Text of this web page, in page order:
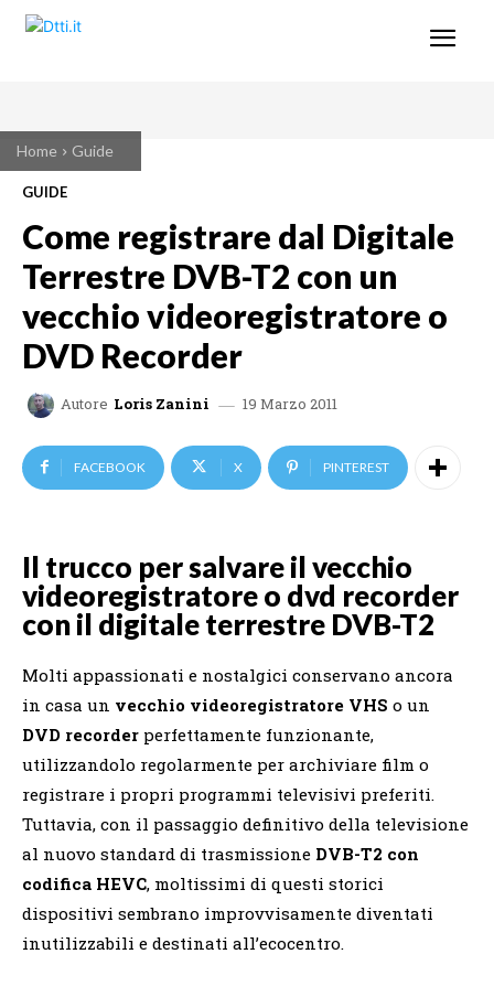
Home Guide
GUIDE
Come registrare dal Digitale
Terrestre DVB-T2 con un
vecchio videoregistratore o
DVD Recorder
Autore Loris Zanini 19 Marzo 2011
FACEBOOK X PINTEREST
Il trucco per salvare il vecchio
videoregistratore o dvd recorder
con il digitale terrestre DVB-T2
Molti appassionati e nostalgici conservano ancora
in casa un vecchio videoregistratore VHS o un
DVD recorder perfettamente funzionante,
utilizzandolo regolarmente per archiviare film o
registrare i propri programmi televisivi preferiti.
Tuttavia, con il passaggio definitivo della televisione
al nuovo standard di trasmissione DVB-T2 con
codifica HEVC, moltissimi di questi storici
dispositivi sembrano improvvisamente diventati
inutilizzabili e destinati all’ecocentro.